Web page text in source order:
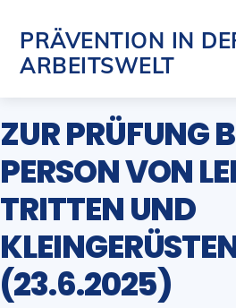
content
PRÄVENTION IN
ARBEITSWELT
ZUR PRÜFUNG
PERSON VON
TRITTEN UND
(23.6.2025)